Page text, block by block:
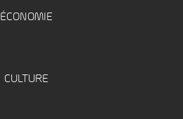
ÉCONOMIE
CULTURE